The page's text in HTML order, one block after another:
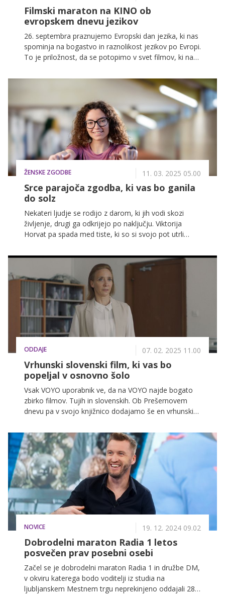
Filmski maraton na KINO ob
evropskem dnevu jezikov
26. septembra praznujemo Evropski dan jezika, ki nas
spominja na bogastvo in raznolikost jezikov po Evropi.
To je priložnost, da se potopimo v svet filmov, ki nas
nove poglede na svet. Ta poseben dan bomo na
KINO obeležili z lokalnimi in tujejezičnimi uspešnicami,
ki jih preprosto ne smete zamuditi.
ŽENSKE ZGODBE 11. 03. 2025 05.00
Srce parajoča zgodba, ki vas bo ganila
do solz
Nekateri ljudje se rodijo z darom, ki jih vodi skozi
življenje, drugi ga odkrijejo po naključju. Viktorija
Horvat pa spada med tiste, ki so si svojo pot utrli
Njena zgodba je zgodba o vztrajnosti, premagovanju
meja in veri vase. Je navdih za vse nas, da zberemo
pogum in premagamo ovire, ki nam stojijo na poti.
ODDAJE 07. 02. 2025 11.00
Vrhunski slovenski film, ki vas bo
popeljal v osnovno šolo
Vsak VOYO uporabnik ve, da na VOYO najde bogato
zbirko filmov. Tujih in slovenskih. Ob Prešernovem
dnevu pa v svojo knjižnico dodajamo še en vrhunski
popelje v osnovno šolo tik po koncu epidemije, ko nič
več ni tako, kot je bilo, in kjer so glavne teme
medvrstniško nasilje, osamljenost in dostojanstvo.
NOVICE 19. 12. 2024 09.02
Dobrodelni maraton Radia 1 letos
posvečen prav posebni osebi
Začel se je dobrodelni maraton Radia 1 in družbe DM,
v okviru katerega bodo voditelji iz studia na
ljubljanskem Mestnem trgu neprekinjeno oddajali 28